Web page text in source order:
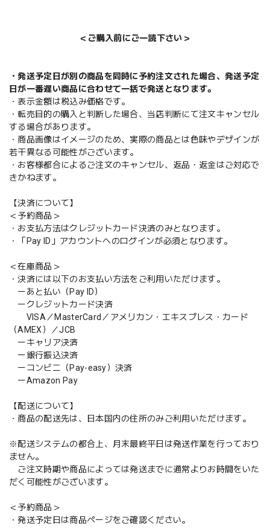
＜ご購入前にご一読下さい＞
・発送予定日が別の商品を同時に予約注文された場合、発送予定
日が一番遅い商品に合わせて一括で発送となります。
・表示金額は税込み価格です。
・転売目的の購入と判断した場合、当店判断にて注文キャンセル
する場合があります。
・商品画像はイメージのため、実際の商品とは色味やデザインが
若干異なる可能性がございます。
・お客様都合によるご注文のキャンセル、返品・返金はご対応で
きかねます。
【決済について】
＜予約商品＞
・お支払方法はクレジットカード決済のみとなります。
・「Pay ID」アカウントへのログインが必須となります。
＜在庫商品＞
・決済には以下のお支払い方法をご利用いただけます。
ーあと払い（Pay ID）
ークレジットカード決済
VISA／MasterCard／アメリカン・エキスプレス・カード
（AMEX）／JCB
ーキャリア決済
ー銀行振込決済
ーコンビニ（Pay-easy）決済
ーAmazon Pay
【配送について】
・商品の配送先は、日本国内の住所のみご利用いただけます。
※配送システムの都合上、月末最終平日は発送作業を行っており
ません。
ご注文時期や商品によっては発送までに通常よりお時間をいた
だく可能性がございます。
＜予約商品＞
・発送予定日は商品ページをご確認ください。